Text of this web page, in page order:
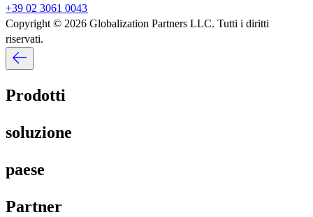
+39 02 3061 0043​​
Copyright © 2026 Globalization Partners LLC. Tutti i diritti
riservati.​​
Prodotti​​
soluzione​​
paese​​
Partner​​